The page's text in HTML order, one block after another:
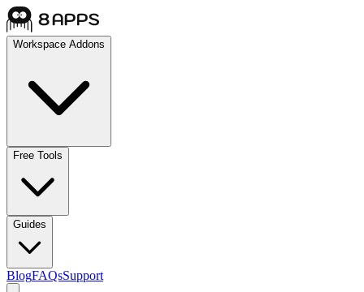
Workspace Addons
Free Tools
Guides
BlogFAQsSupport